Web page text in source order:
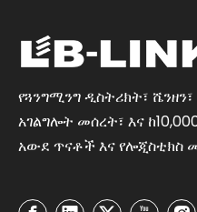
የጓንግሚንግ ዲስትሪክት፣
አገልግሎት መሰረት፣ እና
አውደ ጥናቶች እና የሎጂስቲክስ